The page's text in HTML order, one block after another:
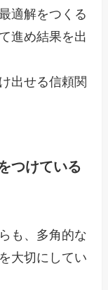
適解をつくる
進め結果を出
出せる信頼関
つけている
も、多角的な
大切にしてい